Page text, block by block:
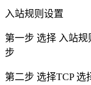
入站规则设置
第一步 选择 入站
步
第二步 选择TCP 选